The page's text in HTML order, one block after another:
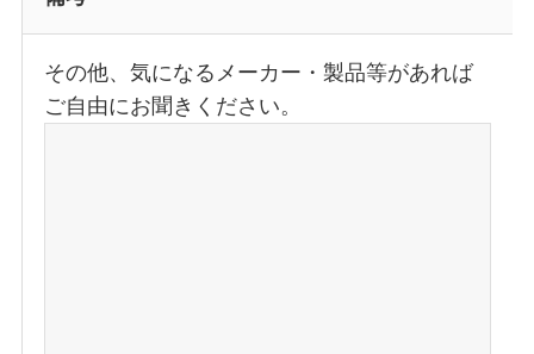
その他、気になるメーカー・製品等があれば
ご自由にお聞きください。